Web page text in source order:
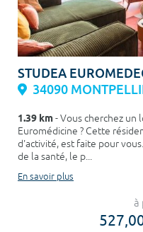
STUDEA
34090
1.39 km- Vous cherchez
Euromédicine ? Cette
d'activité, est faite pour
de la santé, le p...
En savoir plus
à